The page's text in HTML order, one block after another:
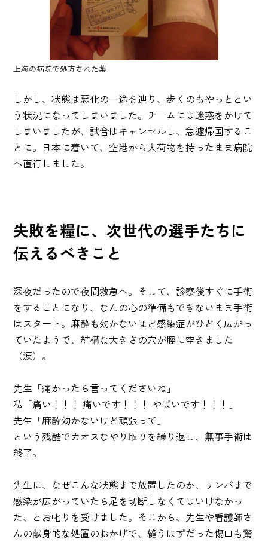
上海の病院で処方された薬
しかし、状態は悪化の一途を辿り、歩くのもやっととい
う状況になってしまいました。チームには迷惑をかけて
しまいましたが、試合はキャンセルし、急遽帰国するこ
とに。日本に着いて、空港から大荷物を持ったまま病院
へ直行しました。
失敗を糧に、次世代の選手たちに
伝えるべきこと
深夜だったので夜間救急へ。そして、診察後すぐに手術
をすることになり、なんの心の準備もできないまま手術
はスタート。麻酔も効かないほど感染症がひどく広がっ
ていたようで、結構な大きさの穴が脛に空きました
（涙）。
先生「痛かったら言ってくださいね」
私「痛い！！！ 痛いです！！！ やばいです！！！」
先生「麻酔効かないけど頑張って」
という残酷でカオスなやり取りを繰り返し、無事手術は
終了。
先生に、なぜこんな状態まで放置したのか、リンパまで
感染が広がっていたら足を切断しなくてはいけなかっ
た、とお叱りを受けました。そこから、先生や看護師さ
んの献身的な処置のおかげで、縫うはずだった傷口も驚